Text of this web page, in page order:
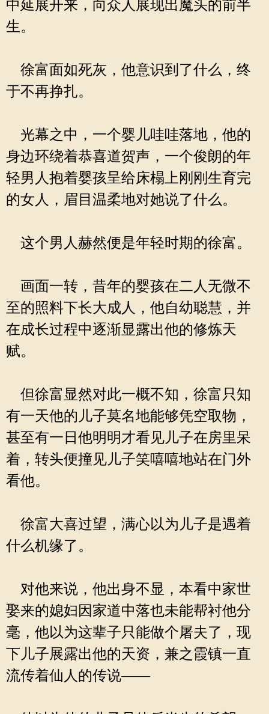
中延展开来，向众人展现出魔头的前半
生。
徐富面如死灰，他意识到了什么，终
于不再挣扎。
光幕之中，一个婴儿哇哇落地，他的
身边环绕着恭喜道贺声，一个俊朗的年
轻男人抱着婴孩呈给床榻上刚刚生育完
的女人，眉目温柔地对她说了什么。
这个男人赫然便是年轻时期的徐富。
画面一转，昔年的婴孩在二人无微不
至的照料下长大成人，他自幼聪慧，并
在成长过程中逐渐显露出他的修炼天
赋。
但徐富显然对此一概不知，徐富只知
有一天他的儿子莫名地能够凭空取物，
甚至有一日他明明才看见儿子在房里呆
着，转头便撞见儿子笑嘻嘻地站在门外
看他。
徐富大喜过望，满心以为儿子是遇着
什么机缘了。
对他来说，他出身不显，本看中家世
娶来的媳妇因家道中落也未能帮衬他分
毫，他以为这辈子只能做个屠夫了，现
下儿子展露出他的天资，兼之霞镇一直
流传着仙人的传说——